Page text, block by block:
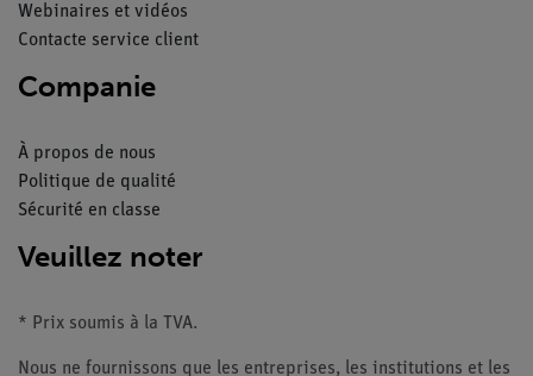
Webinaires et vidéos
Contacte service client
Companie
À propos de nous
Politique de qualité
Sécurité en classe
Veuillez noter
* Prix soumis à la TVA.
Nous ne fournissons que les entreprises, les institutions et les